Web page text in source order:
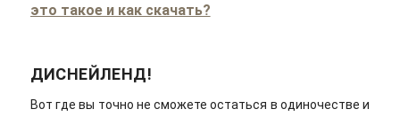
это такое и как скачать?
ДИСНЕЙЛЕНД!
Вот где вы точно не сможете остаться в одиночестве и